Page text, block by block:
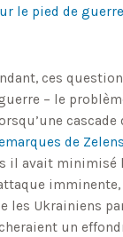
le pied de guerre
ces
– le
de
il avait minimisé
imminente,
les Ukrainiens
un